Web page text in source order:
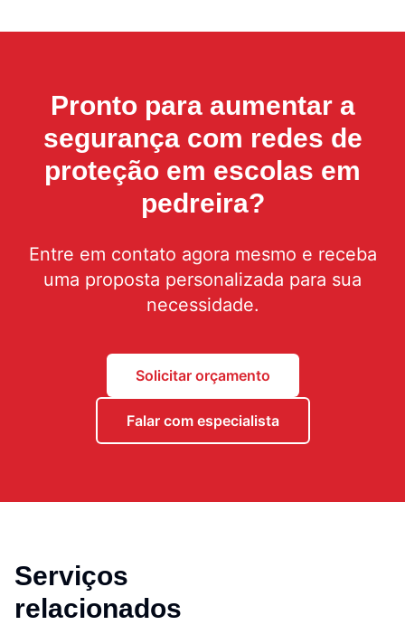
Pronto para aumentar a
segurança com redes de
proteção em escolas em
pedreira?
Entre em contato agora mesmo e receba
uma proposta personalizada para sua
necessidade.
Solicitar orçamento
Falar com especialista
Serviços
relacionados